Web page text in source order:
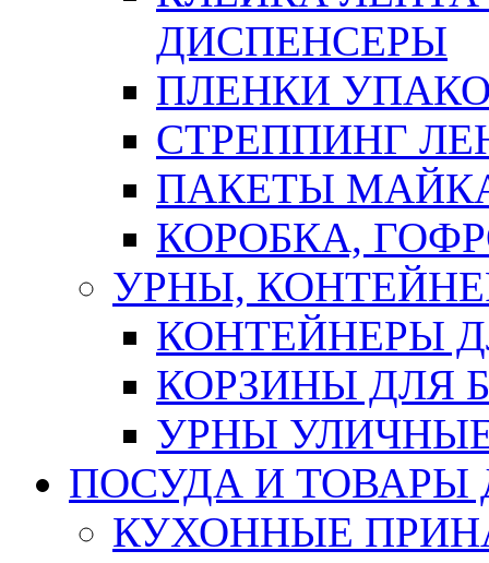
ДИСПЕНСЕРЫ
ПЛЕНКИ
СТРЕППИНГ
ПАКЕТЫ
КОРОБКА,
УРНЫ,
КОНТЕЙНЕРЫ
КОРЗИНЫ ДЛЯ
УРНЫ
ПОСУДА И ТОВАРЫ
КУХОННЫЕ